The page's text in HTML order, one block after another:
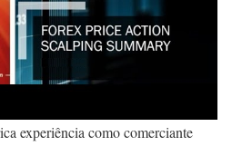
experiência como comerciante